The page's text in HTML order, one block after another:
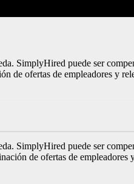
SimplyHired puede ser
de ofertas de empleadores y
SimplyHired puede ser
de ofertas de